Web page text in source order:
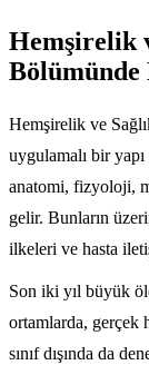
Hemşirelik
Hemşirelik ve
uygulamalı bir
anatomi, fizyoloji,
gelir. Bunların
ilkeleri ve hasta
Son iki yıl büyük
ortamlarda, gerçek
sınıf dışında da